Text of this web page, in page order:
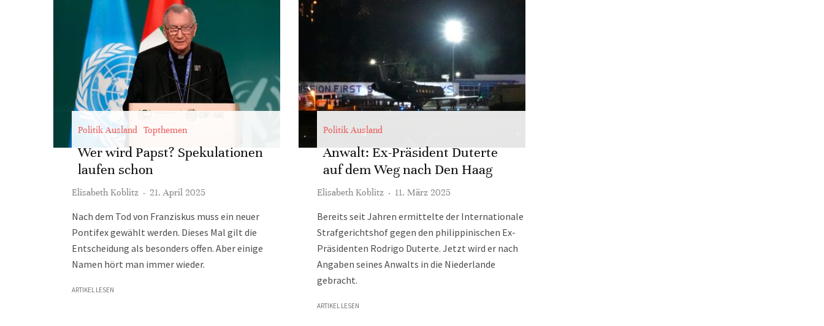
Politik Ausland Topthemen
Wer wird Papst? Spekulationen
laufen schon
Elisabeth Koblitz · 21. April 2025
Nach dem Tod von Franziskus muss ein neuer
Pontifex gewählt werden. Dieses Mal gilt die
Entscheidung als besonders offen. Aber einige
Namen hört man immer wieder.
ARTIKEL LESEN
Politik Ausland
Anwalt: Ex-Präsident Duterte
auf dem Weg nach Den Haag
Elisabeth Koblitz · 11. März 2025
Bereits seit Jahren ermittelte der Internationale
Strafgerichtshof gegen den philippinischen Ex-
Präsidenten Rodrigo Duterte. Jetzt wird er nach
Angaben seines Anwalts in die Niederlande
gebracht.
ARTIKEL LESEN